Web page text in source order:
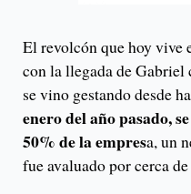
El revolcón que hoy vive
con la llegada de
se vino gestando desde
enero del año pasado,
50% de la empresa, un
fue avaluado por cerca